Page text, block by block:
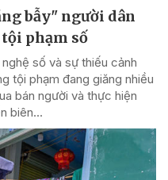
bẫy" người dân
phạm số
số và sự thiếu cảnh
tội phạm đang giăng nhiều
bán người và thực hiện
biên...